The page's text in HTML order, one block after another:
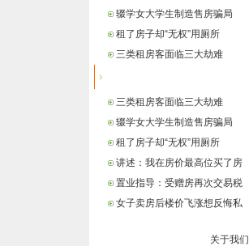
辍学女大学生制造售房骗局
租了房子却“无权”用厕所
三类租房客面临三大劫难
三类租房客面临三大劫难
辍学女大学生制造售房骗局
租了房子却“无权”用厕所
讲述：我在房价最高位买了房
置业指导：受赠房再次交易税
女子卖房后楼价飞涨想反悔私
关于我们